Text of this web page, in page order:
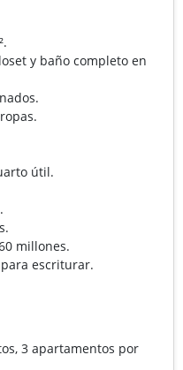
y baño completo en
útil.
millones.
escriturar.
3 apartamentos por